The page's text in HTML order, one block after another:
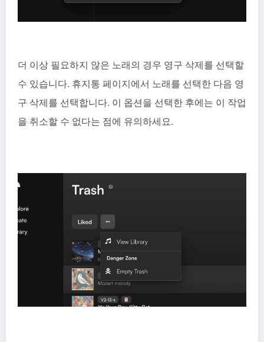
더 이상 필요하지 않은 노래의 경우 영구 삭제를 선택할
수 있습니다. 휴지통 페이지에서 노래를 선택한 다음 영
구 삭제를 선택합니다. 이 옵션을 선택한 후에는 이 작업
을 취소할 수 없다는 점에 유의하세요.